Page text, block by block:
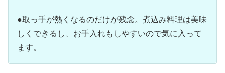
●取っ手が熱くなるのだけが残念。煮込み料理は美味
しくできるし、お手入れもしやすいので気に入って
ます。